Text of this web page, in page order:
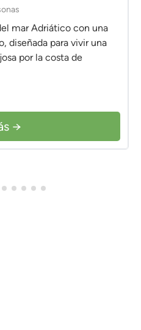
mar Adriático con una
diseñada para vivir una
por la costa de
→